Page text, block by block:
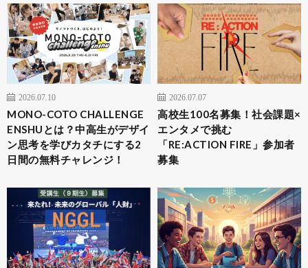
2026.07.10
MONO-COTO CHALLENGE
ENSHUとは？中高生がデザイ
ン思考を学びカタチにする2
日間の無料チャレンジ！
2026.07.07
高校生100名募集！社会課題×
エンタメで挑む
「RE:ACTION FIRE」参加者
募集